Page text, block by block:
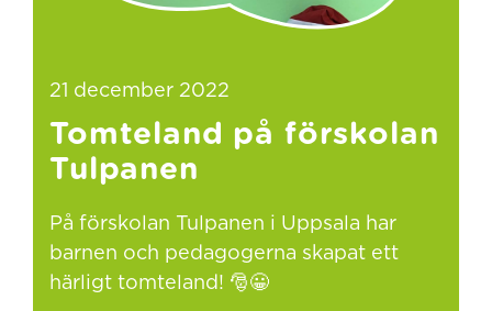
21 december 2022
Tomteland på förskolan
Tulpanen
På förskolan Tulpanen i Uppsala har
barnen och pedagogerna skapat ett
härligt tomteland! 🎅😀